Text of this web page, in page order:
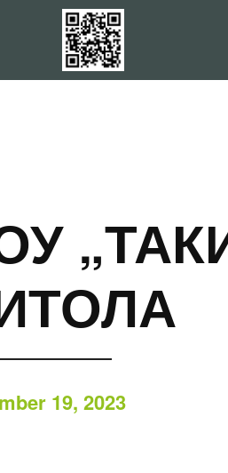
19, 2023